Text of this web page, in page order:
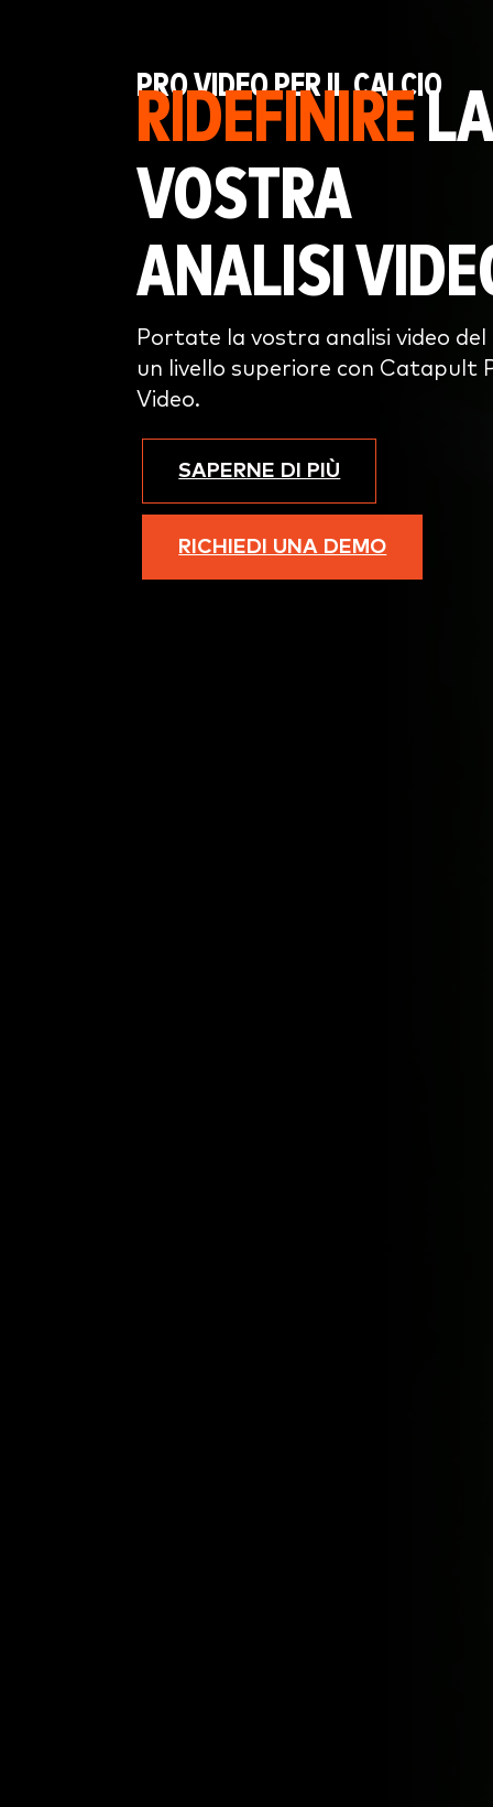
PRO VIDEO PER IL CALCIO
RIDEFINIRE
VOSTRA
ANALISI
Portate la vostra analisi video del
un livello superiore con Catapult
Video.
SAPERNE DI PIÙ
RICHIEDI UNA DEMO